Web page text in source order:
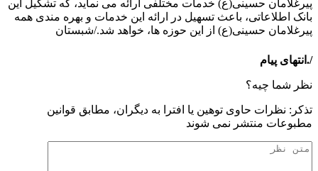
پیرغلامان حسینی(ع) خدمات مختلفی ارائه می نماید، که تشکیل این
بانک اطلاعاتی، باعث تسهیل در ارائه این خدمات و بهره مندی همه
پیرغلامان حسینی(ع) از این حوزه ها، خواهد شد./شبستان
/.انتهای پیام
نظر شما چیه؟
تذكر: نظرات حاوی توهين يا افترا به ديگران، مطابق قوانين
مطبوعات منتشر نمی شوند